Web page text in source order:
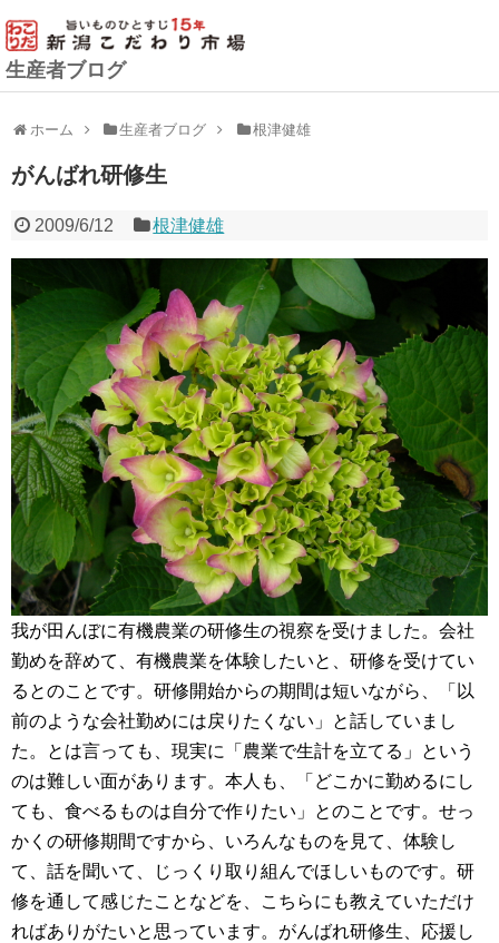
生産者ブログ
ホーム 生産者ブログ 根津健雄
がんばれ研修生
2009/6/12 根津健雄
我が田んぼに有機農業の研修生の視察を受けました。会社
勤めを辞めて、有機農業を体験したいと、研修を受けてい
るとのことです。研修開始からの期間は短いながら、「以
前のような会社勤めには戻りたくない」と話していまし
た。とは言っても、現実に「農業で生計を立てる」という
のは難しい面があります。本人も、「どこかに勤めるにし
ても、食べるものは自分で作りたい」とのことです。せっ
かくの研修期間ですから、いろんなものを見て、体験し
て、話を聞いて、じっくり取り組んでほしいものです。研
修を通して感じたことなどを、こちらにも教えていただけ
ればありがたいと思っています。がんばれ研修生、応援し